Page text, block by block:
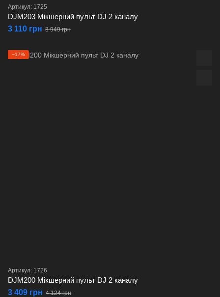
Артикул: 1725
DJM203 Мікшерний пульт DJ 2 каналу
3 110 грн 3 949 грн
−17%
Артикул: 1726
DJM200 Мікшерний пульт DJ 2 каналу
3 409 грн 4 124 грн